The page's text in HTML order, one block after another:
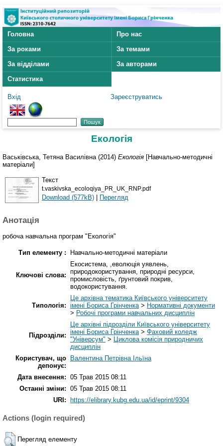
Головна
Про нас
За роками
За темами
За відділами
За авторами
Статистика
Вхід Зареєструватись
Екологія
Васьківська, Тетяна Василівна (2014) Екологія [Навчально-методичні
матеріали]
Текст
t.vaskivska_ecoloqiya_PR_UK_RNP.pdf
Download (577kB) | Перегляд
Анотація
робоча навчальна програм "Екологія"
Тип елементу : Навчально-методичні матеріали
Ключові слова:
Екосистема, ,еволюція уявлень,
природокористування, природні ресурси,
промисловість, ґрунтовий покрив,
водокористування.
Типологія:
Це архівна тематика Київського університету
імені Бориса Грінченка> Нормативні документи
> Робочі програми навчальних дисциплін
Підрозділи:
Це архівні підрозділи Київського університету
імені Бориса Грінченка> Фаховий коледж
"Універсум" > Циклова комісія природничих
дисциплін
Користувач, що
депонує:
Валентина Петрівна Ільїна
Дата внесення: 05 Трав 2015 08:11
Останні зміни: 05 Трав 2015 08:11
URI:
https://elibrary.kubg.edu.ua/id/eprint/9304
Actions (login required)
Перегляд елементу